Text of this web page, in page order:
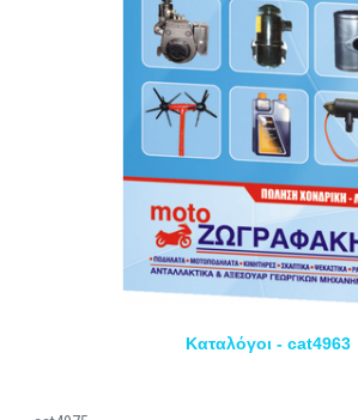
Καταλόγοι - cat4963